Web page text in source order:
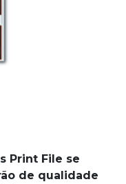
Print File se
de qualidade